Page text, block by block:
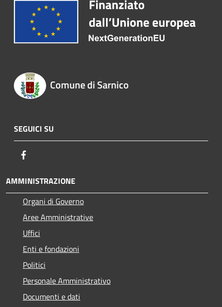
Comune di Sarnico
SEGUICI SU
AMMINISTRAZIONE
Organi di Governo
Aree Amministrative
Uffici
Enti e fondazioni
Politici
Personale Amministrativo
Documenti e dati